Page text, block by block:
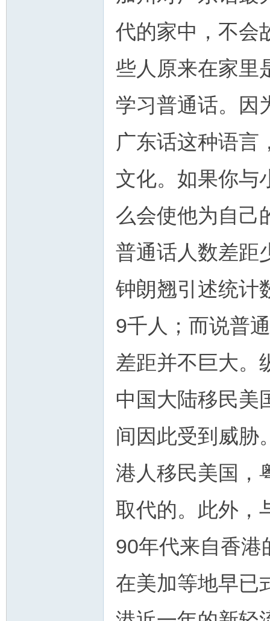
代的家中，不会
些人原来在家里
学习普通话。因
广东话这种语言
文化。如果你与
么会使他为自己
普通话人数差距
钟朗翘引述统计
9千人；而说普
差距并不巨大。
中国大陆移民美
间因此受到威胁
港人移民美国，
取代的。此外，
90年代来自香港
在美加等地早已